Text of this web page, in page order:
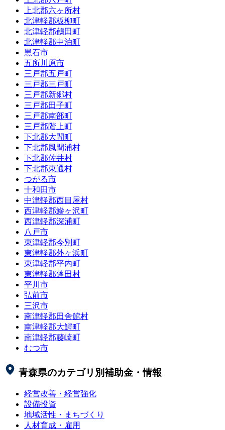
上北郡六ヶ所村
北津軽郡板柳町
北津軽郡鶴田町
北津軽郡中泊町
黒石市
五所川原市
三戸郡五戸町
三戸郡三戸町
三戸郡新郷村
三戸郡田子町
三戸郡南部町
三戸郡階上町
下北郡大間町
下北郡風間浦村
下北郡佐井村
下北郡東通村
つがる市
十和田市
中津軽郡西目屋村
西津軽郡鰺ヶ沢町
西津軽郡深浦町
八戸市
東津軽郡今別町
東津軽郡外ヶ浜町
東津軽郡平内町
東津軽郡蓬田村
平川市
弘前市
三沢市
南津軽郡田舎館村
南津軽郡大鰐町
南津軽郡藤崎町
むつ市
青森県のカテゴリ別補助金・情報
経営改善・経営強化
設備投資
地域活性・まちづくり
人材育成・雇用